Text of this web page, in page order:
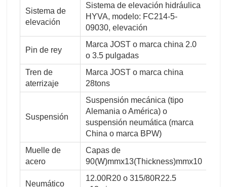
Sistema de
elevación
Sistema de elevación hidráulica
HYVA, modelo: FC214-5-
09030, elevación
Pin de rey
Marca JOST o marca china 2.0
o 3.5 pulgadas
Tren de
aterrizaje
Marca JOST o marca china
28tons
Suspensión
Suspensión mecánica (tipo
Alemania o América) o
suspensión neumática (marca
China o marca BPW)
Muelle de
acero
Capas de
90(W)mmx13(Thickness)mmx10
Neumático
12.00R20 o 315/80R22.5